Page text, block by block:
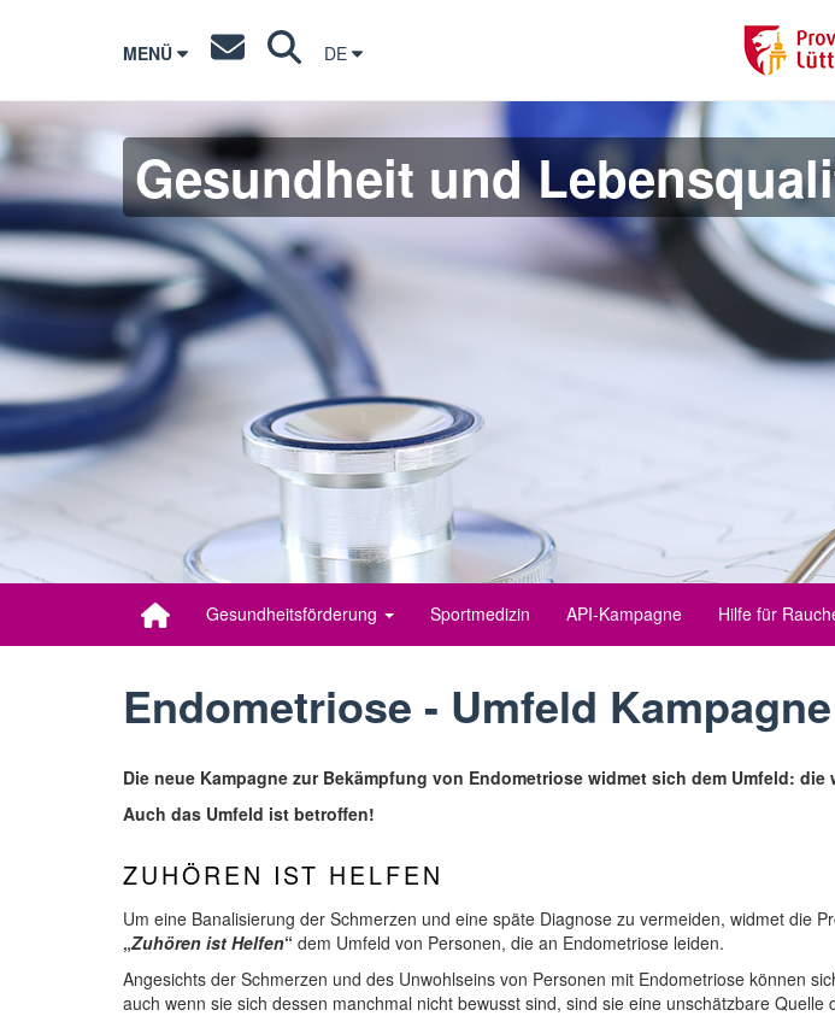
MENÜ DE
Gesundheit und
Gesundheitsförderung Sportmedizin API-Kampagne Hilfe für
Endometriose - Umfeld Kampagne
Die neue Kampagne zur Bekämpfung von Endometriose widmet sich dem Umfeld:
Auch das Umfeld ist betroffen!
ZUHÖREN IST HELFEN
Um eine Banalisierung der Schmerzen und eine späte Diagnose zu vermeiden, widmet die
„Zuhören ist Helfen“ dem Umfeld von Personen, die an Endometriose leiden.
Angesichts der Schmerzen und des Unwohlseins von Personen mit Endometriose können
auch wenn sie sich dessen manchmal nicht bewusst sind, sind sie eine unschätzbare Quelle